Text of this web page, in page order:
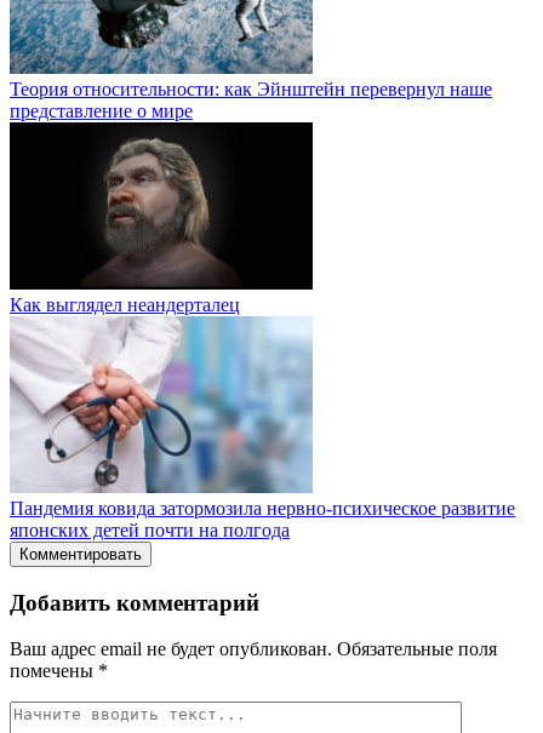
Теория относительности: как Эйнштейн перевернул наше
представление о мире
Как выглядел неандерталец
Пандемия ковида затормозила нервно-психическое развитие
японских детей почти на полгода
Комментировать
Добавить комментарий
Ваш адрес email не будет опубликован. Обязательные поля
помечены *